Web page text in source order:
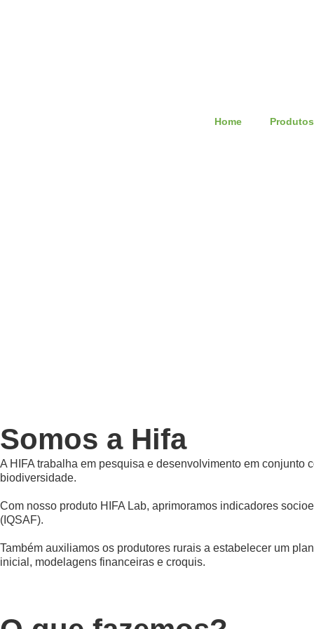
Home
Somos a Hifa
A HIFA trabalha em pesquisa e desenvolvimento em
biodiversidade.
Com nosso produto HIFA Lab, aprimoramos indicadores
(IQSAF).
Também auxiliamos os produtores rurais a estabelecer um
inicial, modelagens financeiras e croquis.